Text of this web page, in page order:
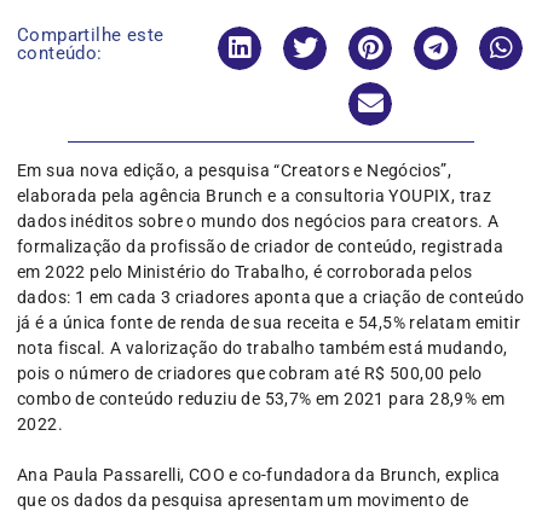
Compartilhe este
conteúdo:
Em sua nova edição, a pesquisa “Creators e Negócios”,
elaborada pela agência Brunch e a consultoria YOUPIX, traz
dados inéditos sobre o mundo dos negócios para creators. A
formalização da profissão de criador de conteúdo, registrada
em 2022 pelo Ministério do Trabalho, é corroborada pelos
dados: 1 em cada 3 criadores aponta que a criação de conteúdo
já é a única fonte de renda de sua receita e 54,5% relatam emitir
nota fiscal. A valorização do trabalho também está mudando,
pois o número de criadores que cobram até R$ 500,00 pelo
combo de conteúdo reduziu de 53,7% em 2021 para 28,9% em
2022.
Ana Paula Passarelli, COO e co-fundadora da Brunch, explica
que os dados da pesquisa apresentam um movimento de